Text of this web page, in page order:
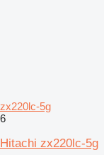
zx220lc-5g
6
Hitachi zx220lc-5g